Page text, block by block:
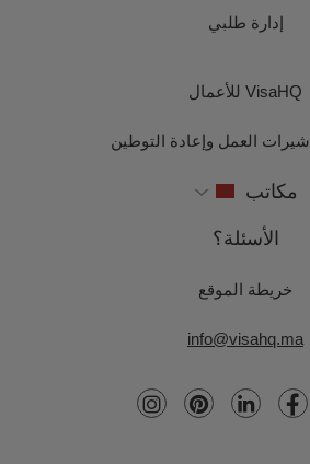
إدارة طلبي
VisaHQ للأعمال
العمل وإعادة التوطين
مكاتب
الأسئلة؟
خريطة الموقع
info@visahq.ma